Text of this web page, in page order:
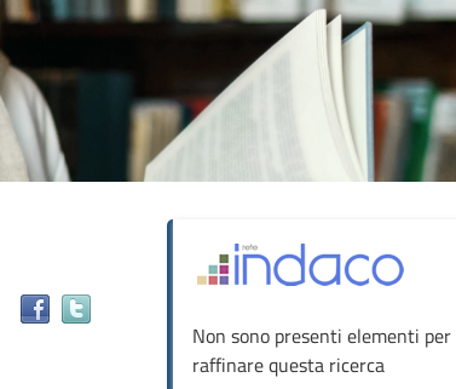
Non sono presenti elementi per
raffinare questa ricerca